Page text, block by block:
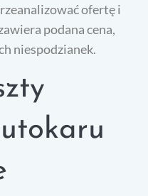
ofertę i
podana cena,
niespodzianek.